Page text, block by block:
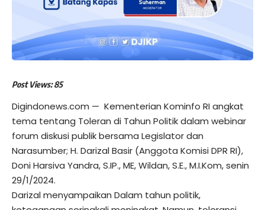
Post Views: 85
Digindonews.com — Kementerian Kominfo RI angkat
tema tentang Toleran di Tahun Politik dalam webinar
forum diskusi publik bersama Legislator dan
Narasumber; H. Darizal Basir (Anggota Komisi DPR RI),
Doni Harsiva Yandra, S.IP., ME, Wildan, S.E., M.I.Kom, senin
29/1/2024.
Darizal menyampaikan Dalam tahun politik,